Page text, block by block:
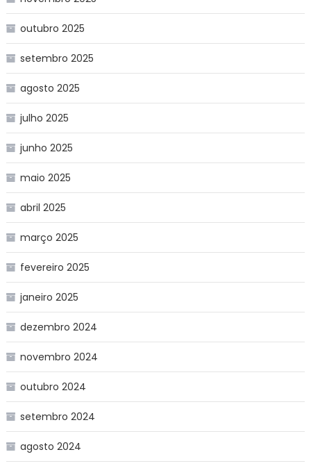
outubro 2025
setembro 2025
agosto 2025
julho 2025
junho 2025
maio 2025
abril 2025
março 2025
fevereiro 2025
janeiro 2025
dezembro 2024
novembro 2024
outubro 2024
setembro 2024
agosto 2024